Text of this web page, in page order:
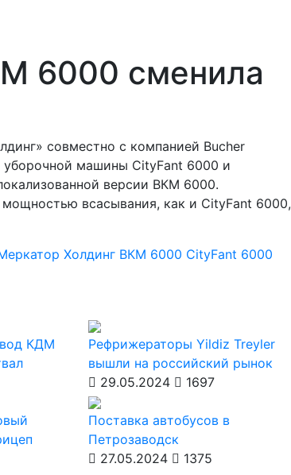
6000 сменила
совместно с компанией Bucher
уборочной машины CityFant 6000 и
версии ВКМ 6000.
всасывания, как и CityFant 6000,
Холдинг ВКМ 6000 CityFant 6000
КДМ
Рефрижераторы Yildiz Treyler
вышли на российский рынок
29.05.2024
1697
Поставка автобусов в
Петрозаводск
27.05.2024
1375